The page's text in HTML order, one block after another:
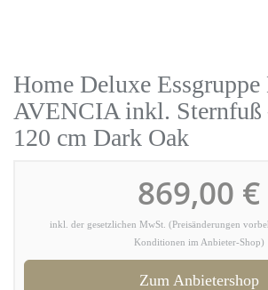
Home Deluxe
AVENCIA inkl. Sternfuß
120 cm Dark Oak
869,00 €
inkl. der gesetzlichen MwSt. (Preisänderungen
Konditionen im Anbieter-Shop)
Zum Anbietershop